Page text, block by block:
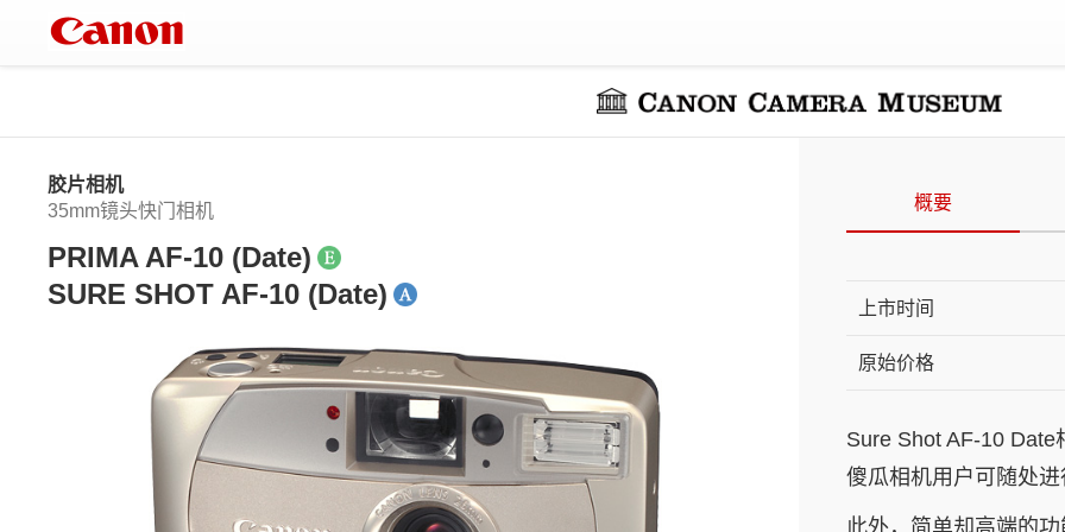
胶片相机
35mm镜头快门相机
PRIMA AF-10 (Date)
SURE SHOT AF-10 (Date)
概要
上市时间
原始价格
Sure Shot AF-10
傻瓜相机用户可随处
此外，简单却高端的